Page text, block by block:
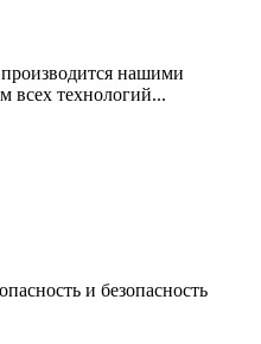
нашими
всех технологий...
и безопасность